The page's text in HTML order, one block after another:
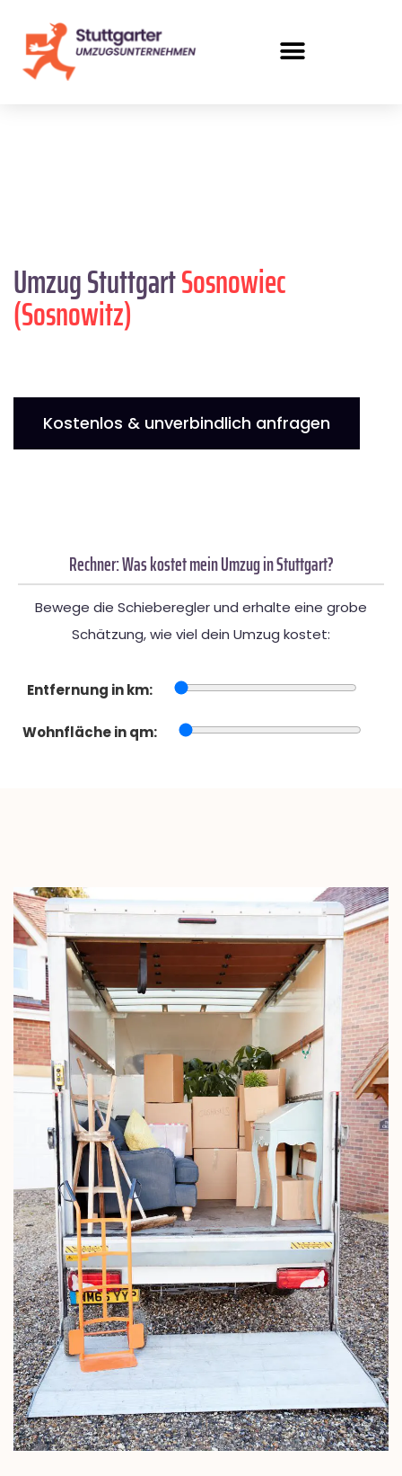
Umzug StuttgartSosnowiec
(Sosnowitz)
Kostenlos & unverbindlich anfragen
Rechner: Was kostet mein Umzug in Stuttgart?
Bewege die Schieberegler und erhalte eine grobe
Schätzung, wie viel dein Umzug kostet:
Entfernung in km:
Wohnfläche in qm: